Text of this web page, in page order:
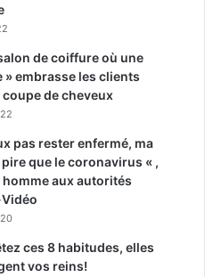
de coiffure où une
» embrasse les clients
de cheveux
pas rester enfermé, ma
que le coronavirus « ,
aux autorités
ces 8 habitudes, elles
vos reins!